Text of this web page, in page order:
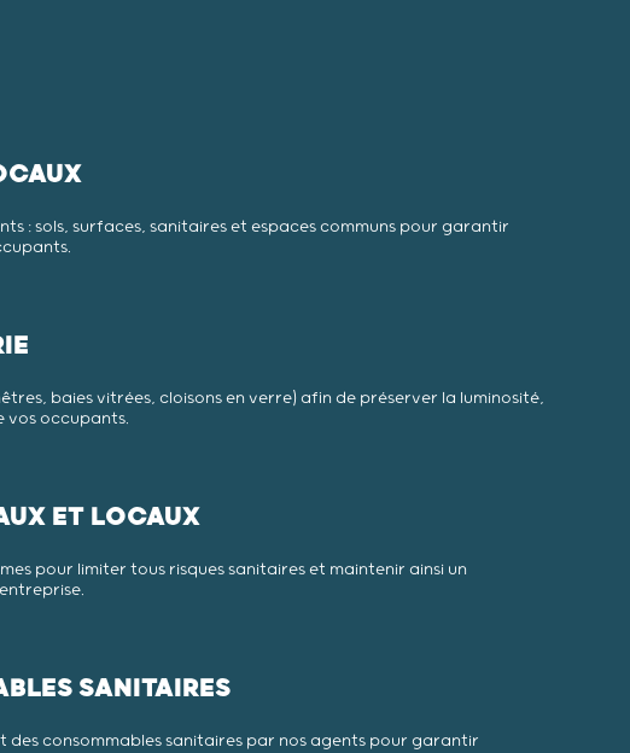
: sols, surfaces, sanitaires et espaces communs pour garantir
baies vitrées, cloisons en verre) afin de préserver la luminosité,
vos occupants.
ET LOCAUX
pour limiter tous risques sanitaires et maintenir ainsi un
SANITAIRES
des consommables sanitaires par nos agents pour garantir